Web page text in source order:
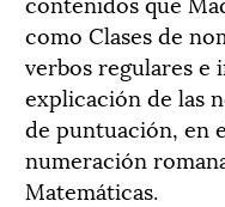
como Clases de
verbos regulares e
explicación de las
de puntuación, en
numeración
Matemáticas.